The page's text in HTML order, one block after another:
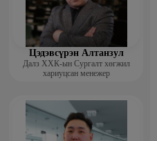
хууль, захиргааны
(2022- одоог хүртэл)
байгуулагч, Захирал (2019-
захирал 2018
хэлтсийн дарга, Хүний нөөц
Цэдэвсүрэн Алтанзул
Далз ХХК-ын Сургалт хөгжил
хариуцсан менежер